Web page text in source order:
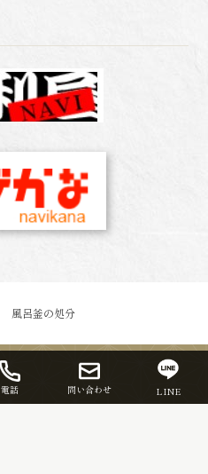
風呂釜の処分
電話 問い合わせ LINE